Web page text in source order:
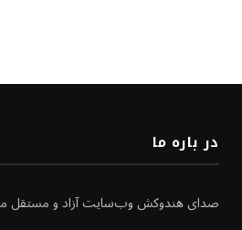
در باره ما
صدای هندوکش وب‌سایت آزاد و مستقل